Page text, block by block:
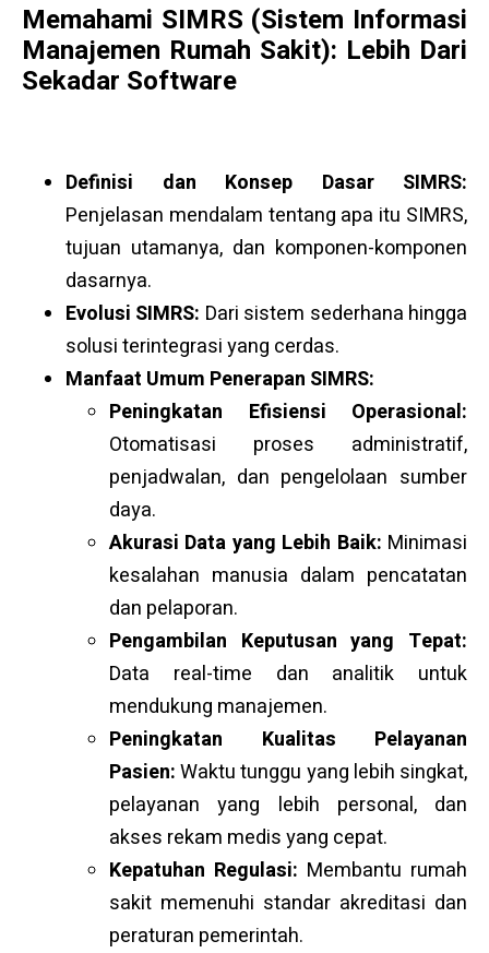
Memahami SIMRS (Sistem Informasi
Manajemen Rumah Sakit): Lebih Dari
Sekadar Software
Definisi dan Konsep Dasar SIMRS:
Penjelasan mendalam tentang apa itu SIMRS,
tujuan utamanya, dan komponen-komponen
dasarnya.
Evolusi SIMRS: Dari sistem sederhana hingga
solusi terintegrasi yang cerdas.
Manfaat Umum Penerapan SIMRS:
Peningkatan Efisiensi Operasional:
Otomatisasi proses administratif,
penjadwalan, dan pengelolaan sumber
daya.
Akurasi Data yang Lebih Baik: Minimasi
kesalahan manusia dalam pencatatan
dan pelaporan.
Pengambilan Keputusan yang Tepat:
Data real-time dan analitik untuk
mendukung manajemen.
Peningkatan Kualitas Pelayanan
Pasien:Waktu tunggu yang lebih singkat,
pelayanan yang lebih personal, dan
akses rekam medis yang cepat.
Kepatuhan Regulasi: Membantu rumah
sakit memenuhi standar akreditasi dan
peraturan pemerintah.